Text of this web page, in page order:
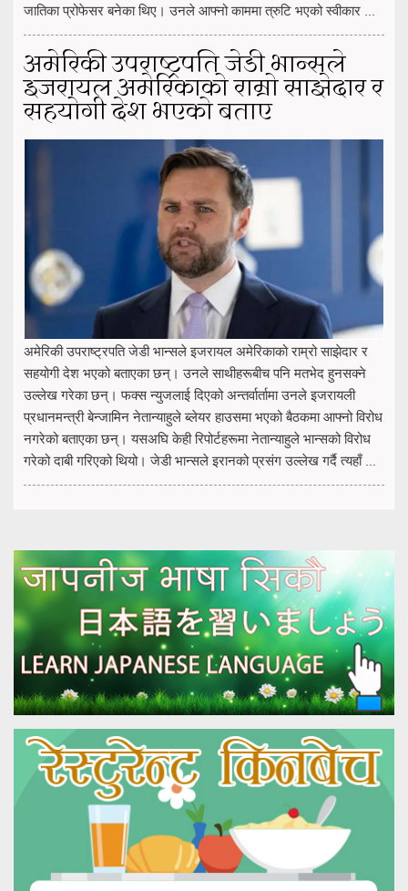
जातिका प्रोफेसर बनेका थिए। उनले आफ्नो काममा त्रुटि भएको स्वीकार ...
अमेरिकी उपराष्ट्रपति जेडी भान्सले
इजरायल अमेरिकाको राम्रो साझेदार र
सहयोगी देश भएको बताए
अमेरिकी उपराष्ट्रपति जेडी भान्सले इजरायल अमेरिकाको राम्रो साझेदार र
सहयोगी देश भएको बताएका छन्। उनले साथीहरूबीच पनि मतभेद हुनसक्ने
उल्लेख गरेका छन्। फक्स न्युजलाई दिएको अन्तर्वार्तामा उनले इजरायली
प्रधानमन्त्री बेन्जामिन नेतान्याहुले ब्लेयर हाउसमा भएको बैठकमा आफ्नो विरोध
नगरेको बताएका छन्। यसअघि केही रिपोर्टहरूमा नेतान्याहुले भान्सको विरोध
गरेको दाबी गरिएको थियो। जेडी भान्सले इरानको प्रसंग उल्लेख गर्दै त्यहाँ ...